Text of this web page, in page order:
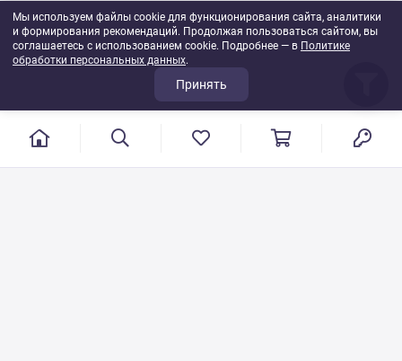
Мы используем файлы cookie для функционирования сайта, аналитики
и формирования рекомендаций. Продолжая пользоваться сайтом, вы
соглашаетесь с использованием cookie. Подробнее — в Политике
обработки персональных данных.
Принять